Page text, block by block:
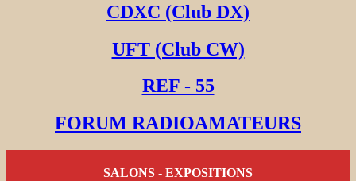
CDXC (Club DX)
UFT (Club CW)
REF - 55
FORUM RADIOAMATEURS
SALONS - EXPOSITIONS